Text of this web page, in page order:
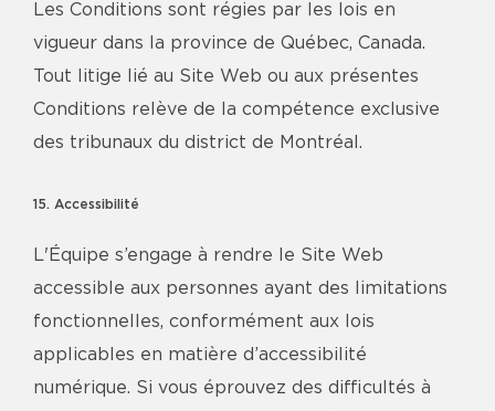
Les Conditions sont régies par les lois en
vigueur dans la province de Québec, Canada.
Tout litige lié au Site Web ou aux présentes
Conditions relève de la compétence exclusive
des tribunaux du district de Montréal.
15. Accessibilité
L'Équipe s’engage à rendre le Site Web
accessible aux personnes ayant des limitations
fonctionnelles, conformément aux lois
applicables en matière d’accessibilité
numérique. Si vous éprouvez des difficultés à